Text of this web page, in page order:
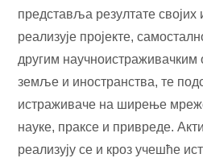
представља резултате
реализује пројекте,
другим научноистраживачким
земље и иностранства, те
истраживаче на ширење
науке, праксе и привреде.
реализују се и кроз учешће